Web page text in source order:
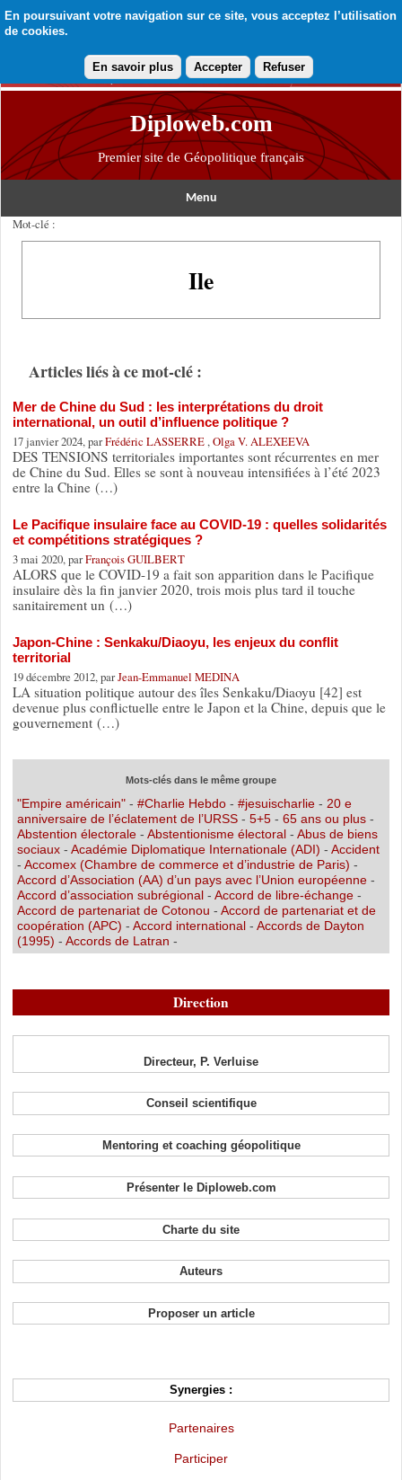
En poursuivant votre navigation sur ce site, vous acceptez l’utilisation
de cookies.
En savoir plus Accepter Refuser
Diploweb.com
Premier site de Géopolitique français
Menu
Mot-clé :
Ile
Articles liés à ce mot-clé :
Mer de Chine du Sud : les interprétations du droit
international, un outil d’influence politique ?
17 janvier 2024, parFrédéric LASSERRE , Olga V. ALEXEEVA
DES TENSIONS territoriales importantes sont récurrentes en mer
de Chine du Sud. Elles se sont à nouveau intensifiées à l’été 2023
entre la Chine (…)
Le Pacifique insulaire face au COVID-19 : quelles solidarités
et compétitions stratégiques ?
3 mai 2020, parFrançois GUILBERT
ALORS que le COVID-19 a fait son apparition dans le Pacifique
insulaire dès la fin janvier 2020, trois mois plus tard il touche
sanitairement un (…)
Japon-Chine : Senkaku/Diaoyu, les enjeux du conflit
territorial
19 décembre 2012, parJean-Emmanuel MEDINA
LA situation politique autour des îles Senkaku/Diaoyu [42] est
devenue plus conflictuelle entre le Japon et la Chine, depuis que le
gouvernement (…)
Mots-clés dans le même groupe
"Empire américain"- #Charlie Hebdo- #jesuischarlie- 20 e
anniversaire de l’éclatement de l’URSS- 5+5- 65 ans ou plus-
Abstention électorale- Abstentionisme électoral- Abus de biens
sociaux- Académie Diplomatique Internationale (ADI) - Accident
- Accomex (Chambre de commerce et d’industrie de Paris) -
Accord d’Association (AA) d’un pays avec l’Union européenne-
Accord d’association subrégional- Accord de libre-échange-
Accord de partenariat de Cotonou - Accord de partenariat et de
coopération (APC) - Accord international- Accords de Dayton
(1995) - Accords de Latran -
Direction
Directeur, P. Verluise
Conseil scientifique
Mentoring et coaching géopolitique
Présenter le Diploweb.com
Charte du site
Auteurs
Proposer un article
Synergies :
Partenaires
Participer